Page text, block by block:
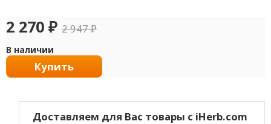
2 270 ₽ 2 947₽
В наличии
Купить
Доставляем для Вас товары с iHerb.com